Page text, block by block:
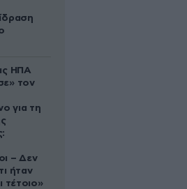
ΗΠΑ
τον
για τη
– Δεν
ήταν
τέτοιο»